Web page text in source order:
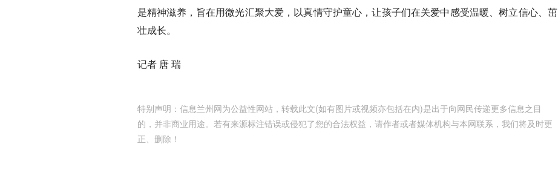
是精神滋养，旨在用微光汇聚大爱，以真情守护童心，让孩子们在关爱中感受温暖、树立信心、茁
壮成长。
记者 唐 瑞
特别声明：信息兰州网为公益性网站，转载此文(如有图片或视频亦包括在内)是出于向网民传递更多信息之目
的，并非商业用途。若有来源标注错误或侵犯了您的合法权益，请作者或者媒体机构与本网联系，我们将及时更
正、删除！